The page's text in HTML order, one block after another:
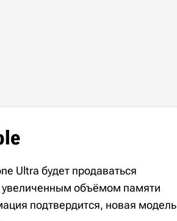
Ultra будет продаваться
объёмом памяти
подтвердится, новая модель